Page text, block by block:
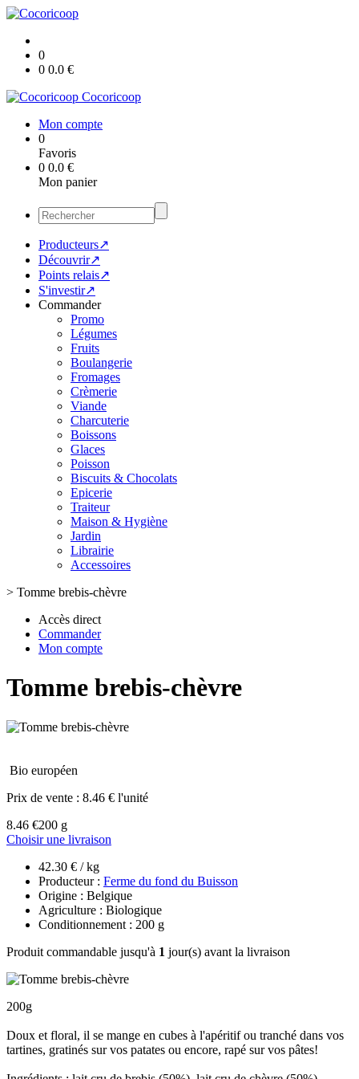
0
0 0.0 €
Cocoricoop
Mon compte
0
Favoris
0 0.0 €
Mon panier
Producteurs↗
Découvrir↗
Points relais↗
S'investir↗
Commander
Promo
Légumes
Fruits
Boulangerie
Fromages
Crèmerie
Viande
Charcuterie
Boissons
Glaces
Poisson
Biscuits & Chocolats
Epicerie
Traiteur
Maison & Hygiène
Jardin
Librairie
Accessoires
> Tomme brebis-chèvre
Accès direct
Commander
Mon compte
Tomme brebis-chèvre
Bio européen
Prix de vente : 8.46 € l'unité
8.46 €200 g
Choisir une livraison
42.30 € / kg
Producteur : Ferme du fond du Buisson
Origine : Belgique
Agriculture : Biologique
Conditionnement : 200 g
Produit commandable jusqu'à 1 jour(s) avant la livraison
200g
Doux et floral, il se mange en cubes à l'apéritif ou tranché dans vos
tartines, gratinés sur vos patates ou encore, rapé sur vos pâtes!